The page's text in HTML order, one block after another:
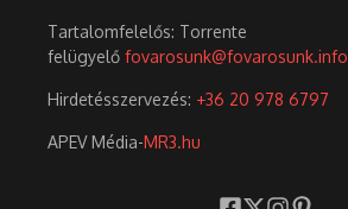
Tartalomfelelős: Torrente
felügyelő fovarosunk@fovarosunk.info
Hirdetésszervezés: +36 20 978 6797
APEV Média-MR3.hu